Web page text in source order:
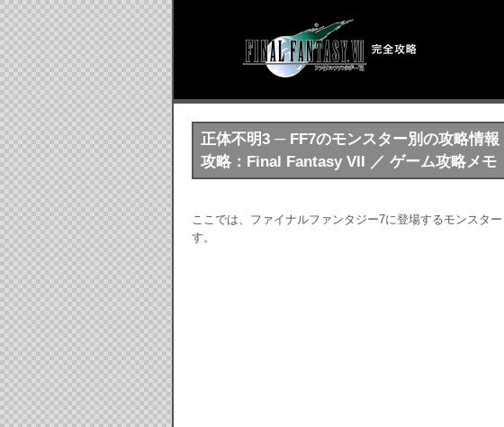
正体不明3 ─ FF7のモンスター別の攻略情
攻略：Final Fantasy VII ／ ゲーム攻略メモ
ここでは、ファイナルファンタジー7に登場するモンスタ
す。